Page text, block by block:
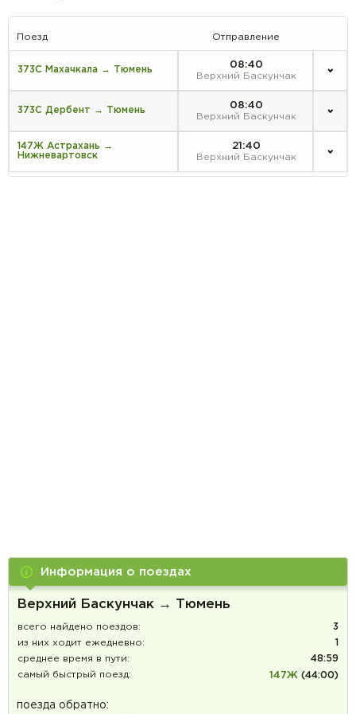
Поезд Отправление
373С Махачкала → Тюмень
08:40
Верхний Баскунчак
373С Дербент → Тюмень
08:40
Верхний Баскунчак
147Ж Астрахань →
Нижневартовск
21:40
Верхний Баскунчак
Информация о поездах
Верхний Баскунчак → Тюмень
всего найдено поездов:
3
из них ходит ежедневно:
1
среднее время в пути:
48:59
самый быстрый поезд:
147Ж (44:00)
поезда обратно: